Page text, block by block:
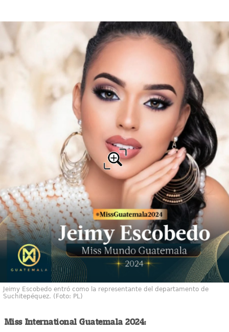
Jeimy Escobedo entró como la representante del departamento de
Suchitepéquez. (Foto: PL)
Miss International Guatemala 2024: